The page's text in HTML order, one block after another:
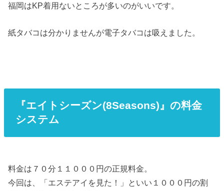
福岡はKP着用ないところが多いのがいいです。
紙タバコは分かりませんが電子タバコは吸えました。
『エイトシーズン(8Seasons)』の料金
システム
料金は７０分１１０００円の正規料金。
今回は、「エステアイを見た！」といい１０００円の割